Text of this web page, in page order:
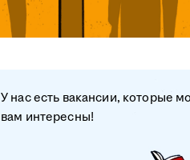
У нас есть вакансии, которые
вам интересны!